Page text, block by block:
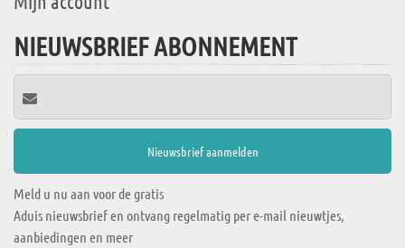
NIEUWSBRIEF ABONNEMENT
Meld u nu aan voor de gratis
Aduis nieuwsbrief en ontvang regelmatig per e-mail nieuwtjes,
aanbiedingen en meer